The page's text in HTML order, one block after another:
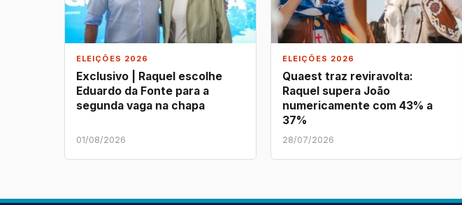
ELEIÇÕES 2026
Exclusivo | Raquel escolhe
Eduardo da Fonte para a
segunda vaga na chapa
01/08/2026
ELEIÇÕES 2026
Quaest traz reviravolta:
Raquel supera João
numericamente com 43% a
37%
28/07/2026